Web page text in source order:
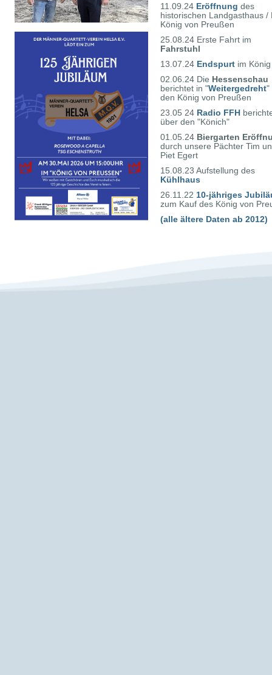
11.09.24 Eröffnung des
historischen Landgasthaus /
König von Preußen
25.08.24 Erste Fahrt im
Fahrstuhl
13.07.24 Endspurt im König
02.06.24 Die Hessenschau
berichtet in "Weitergedreht"
den König von Preußen
23.05 24 Radio FFH
über den "Könich"
01.05.24 Biergarten
durch unsere Pächter Tim
Piet Egert
15.08.23 Aufstellung des
Kühlhaus
26.11.22 10-jähriges
zum Kauf des König von
(alle ältere Daten ab 2012)